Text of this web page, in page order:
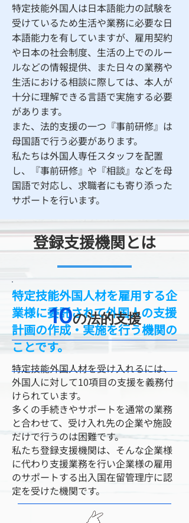
特定技能外国人は日本語能力の試験を
受けているため生活や業務に必要な日
本語能力を有していますが、雇用契約
や日本の社会制度、生活の上でのルー
ルなどの情報提供、また日々の業務や
生活における相談に際しては、本人が
十分に理解できる言語で実施する必要
があります。
また、法的支援の一つ『事前研修』は
母国語で行う必要があります。
​私たちは外国人専任スタッフを配置
し、『事前研修』や『相談』などを母
国語で対応し、求職者にも寄り添った
サポートを行います。
​登録支援機関とは
特定技能外国人材を雇用する企
業様に委託されて外国人の支援
計画の作成・実施を行う機関の
ことです。
特定技能外国人材を受け入れるには、
外国人に対して10項目の支援を義務付
けられています。
多くの手続きやサポートを通常の業務
と合わせて、受け入れ先の企業や施設
だけで行うのは困難です。
私たち登録支援機関は、そんな企業様
に代わり支援業務を行い企業様の雇用
のサポートする出入国在留管理庁に認
定を受けた機関です。
10の法的支援